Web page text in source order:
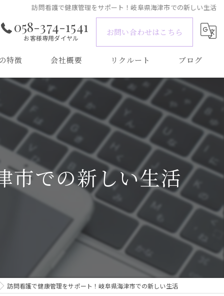
訪問看護で健康管理をサポート！岐阜県海津市での新しい生活
058-374-1541
お客様専用ダイヤル
お問い合わせはこちら
特徴 会社概要 リクルート ブログ
市での新しい生活
訪問看護で健康管理をサポート！岐阜県海津市での新しい生活